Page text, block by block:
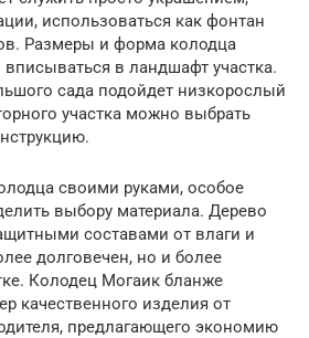
использоваться как фонтан
Размеры и форма колодца
в ландшафт участка.
сада подойдет низкорослый
участка можно выбрать
своими руками, особое
выбору материала. Дерево
составами от влаги и
долговечен, но и более
Колодец Могаик бланже
качественного изделия от
предлагающего экономию